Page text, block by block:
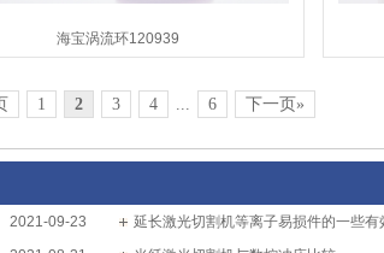
海宝涡流环120939
1 2 3 4 6 下一页»
2021-09-23
延长激光切割机等离子易损件的一些有